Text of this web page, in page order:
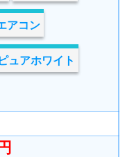
アコン
ピュアホワイト